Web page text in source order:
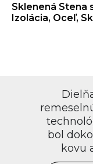
Sklenená Stena
Izolácia, Oceľ,
bol
kovu